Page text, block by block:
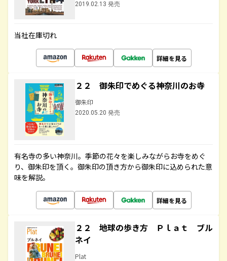
2019.02.13 発売
当社在庫切れ
詳細を見る
２２ 御朱印でめぐる神奈川のお寺
御朱印
2020.05.20 発売
有名寺の多い神奈川。季節の花々を楽しみながらお寺をめぐ
り、御朱印を頂く。御朱印の頂き方から御朱印に込められた意
味を解説。
詳細を見る
２２ 地球の歩き方 Ｐｌａｔ ブル
ネイ
Plat